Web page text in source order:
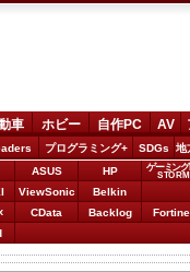
車 ホビー 自作PC AV
プログラミング+ SDGs 地
ASUS HP ゲーミング
STORM
ViewSonic Belkin
CData Backlog